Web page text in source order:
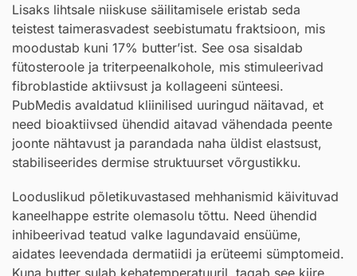
Lisaks lihtsale niiskuse säilitamisele eristab seda
teistest taimerasvadest seebistumatu fraktsioon, mis
moodustab kuni 17% butter’ist. See osa sisaldab
fütosteroole ja triterpeenalkohole, mis stimuleerivad
fibroblastide aktiivsust ja kollageeni sünteesi.
PubMedis avaldatud kliinilised uuringud näitavad, et
need bioaktiivsed ühendid aitavad vähendada peente
joonte nähtavust ja parandada naha üldist elastsust,
stabiliseerides dermise struktuurset võrgustikku.
Looduslikud põletikuvastased mehhanismid käivituvad
kaneelhappe estrite olemasolu tõttu. Need ühendid
inhibeerivad teatud valke lagundavaid ensüüme,
aidates leevendada dermatiidi ja erüteemi sümptomeid.